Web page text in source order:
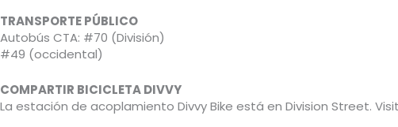
TRANSPORTE PÚBLICO
Autobús CTA: #70 (División)
#49 (occidental)
COMPARTIR BICICLETA DIVVY
La estación de acoplamiento Divvy Bike está en Division Street.